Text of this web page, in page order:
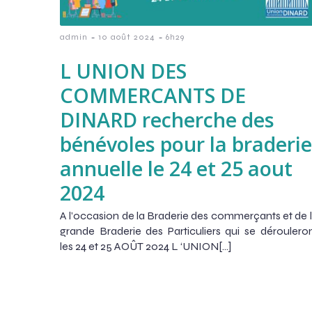
admin - 10 août 2024 - 6h29
L UNION DES
COMMERCANTS DE
DINARD recherche des
bénévoles pour la braderie
annuelle le 24 et 25 aout
2024
A l’occasion de la Braderie des commerçants et de
grande Braderie des Particuliers qui se
les 24 et 25 AOÛT 2024 L ‘UNION[…]